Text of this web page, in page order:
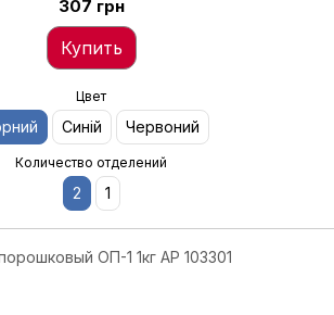
307 грн
Купить
Цвет
Синій Червоний
Количество отделений
2 1